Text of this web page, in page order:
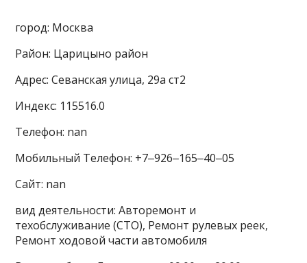
город: Москва
Район: Царицыно район
Адрес: Севанская улица, 29а ст2
Индекс: 115516.0
Телефон: nan
Мобильный Телефон: +7‒926‒165‒40‒05
Сайт: nan
вид деятельности: Авторемонт и
техобслуживание (СТО), Ремонт рулевых реек,
Ремонт ходовой части автомобиля